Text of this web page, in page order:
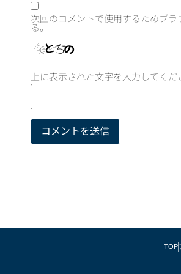
次回のコメントで使用するためブ
る。
上に表示された文字を入力してくだ
TOP